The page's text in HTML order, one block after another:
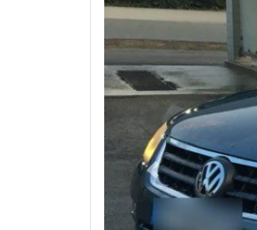
Previous